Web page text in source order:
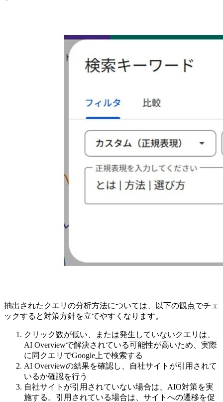
抽出されたクエリの分析方法については、以下の観点でチェ
ックすると対策方針を立てやすくなります。
クリック数が低い、または発生していないクエリは、
AI Overviewで解決されている可能性が高いため、実際
に同クエリでGoogle上で検索する
AI Overviewの結果を確認し、自社サイトが引用されて
いるか確認を行う
自社サイトが引用されていない場合は、AIO対策を実
施する。引用されている場合は、サイトへの遷移を促